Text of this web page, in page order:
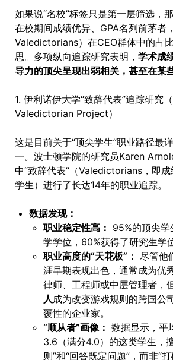
如果说“名校”标签只是第一层筛选，
在校期间成绩优异、GPA名列前茅者
Valedictorians）在CEO群体中的占
思。多项纵向追踪研究表明， 学术成
导力的顶尖呈现出弱相关，甚至在某
1. 伊利诺伊大学“致辞代表”追踪研究
Valedictorian Project）
这是目前关于“顶尖学生”职业路径最
一。波士顿学院的研究员Karen
中“致辞代表”（Valedictorians，即
学生）进行了长达14年的职业追踪。
数据发现：
职业稳定性高： 95%的顶尖学
学学位，60%获得了研究生学位
职业高度的“天花板”： 尽管他
涯早期表现出色，通常成为优
律师、工程师或中层管理者，
人成为改变游戏规则的跨国公
覆性的企业家。
“顺从者”画像： 数据显示，平
3.6（满分4.0）的这类学生，
则”和“回答既定问题”，而非“